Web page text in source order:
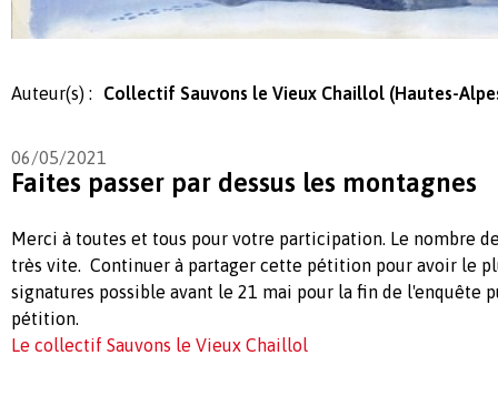
Auteur(s) : Collectif Sauvons le Vieux Chaillol (Hautes-
06/05/2021
Faites passer par dessus les montagnes
Merci à toutes et tous pour votre participation. Le nombre
très vite. Continuer à partager cette pétition pour avoir le
signatures possible avant le 21 mai pour la fin de l'enquête
pétition.
Le collectif Sauvons le Vieux Chaillol